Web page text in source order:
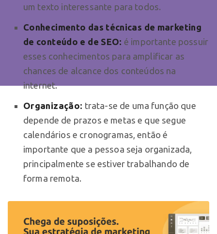
um texto interessante para todos.
Conhecimento das técnicas de marketing
de conteúdo e de SEO: é importante possuir
esses conhecimentos para amplificar as
chances de alcance dos conteúdos na
internet.
Organização: trata-se de uma função que
depende de prazos e metas e que segue
calendários e cronogramas, então é
importante que a pessoa seja organizada,
principalmente se estiver trabalhando de
forma remota.